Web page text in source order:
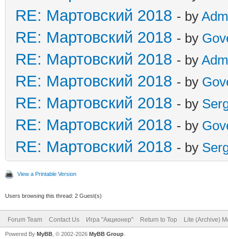
RE: Мартовский 2018 - by
RE: Мартовский 2018 - by
RE: Мартовский 2018 - by
RE: Мартовский 2018 - by
RE: Мартовский 2018 - by
RE: Мартовский 2018 - by
RE: Мартовский 2018 - by
View a Printable Version
Users browsing this thread: 2 Guest(s)
Forum Team Contact Us Игра "Акционер" Return to Top Lite (Archive)
Powered By MyBB , © 2002-2026 MyBB Group